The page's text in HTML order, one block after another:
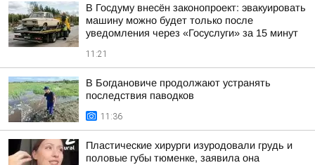
В Госдуму внесён законопроект: эвакуировать
машину можно будет только после
уведомления через «Госуслуги» за 15 минут
11:21
В Богдановиче продолжают устранять
последствия паводков
11:36
Пластические хирурги изуродовали грудь и
половые губы тюменке, заявила она